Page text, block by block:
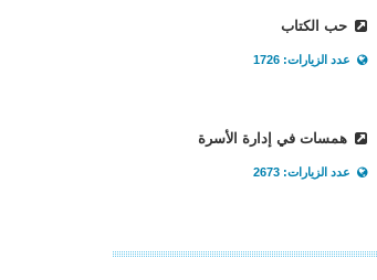
حب الكتاب
عدد الزيارات: 1726
همسات في إدارة الأسرة
عدد الزيارات: 2673